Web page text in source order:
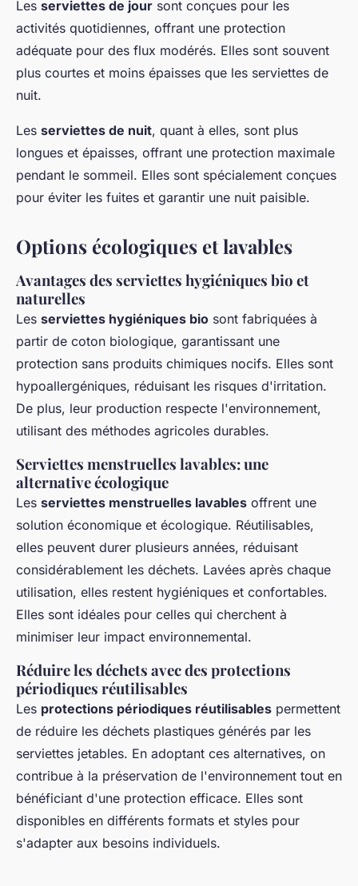
Les serviettes de jour sont conçues pour les
activités quotidiennes, offrant une protection
adéquate pour des flux modérés. Elles sont souvent
plus courtes et moins épaisses que les serviettes de
nuit.
Les serviettes de nuit, quant à elles, sont plus
longues et épaisses, offrant une protection maximale
pendant le sommeil. Elles sont spécialement conçues
pour éviter les fuites et garantir une nuit paisible.
Options écologiques et lavables
Avantages des serviettes hygiéniques bio et
naturelles
Les serviettes hygiéniques bio sont fabriquées à
partir de coton biologique, garantissant une
protection sans produits chimiques nocifs. Elles sont
hypoallergéniques, réduisant les risques d'irritation.
De plus, leur production respecte l'environnement,
utilisant des méthodes agricoles durables.
Serviettes menstruelles lavables: une
alternative écologique
Les serviettes menstruelles lavables offrent une
solution économique et écologique. Réutilisables,
elles peuvent durer plusieurs années, réduisant
considérablement les déchets. Lavées après chaque
utilisation, elles restent hygiéniques et confortables.
Elles sont idéales pour celles qui cherchent à
minimiser leur impact environnemental.
Réduire les déchets avec des protections
périodiques réutilisables
Les protections périodiques réutilisables permettent
de réduire les déchets plastiques générés par les
serviettes jetables. En adoptant ces alternatives, on
contribue à la préservation de l'environnement tout en
bénéficiant d'une protection efficace. Elles sont
disponibles en différents formats et styles pour
s'adapter aux besoins individuels.